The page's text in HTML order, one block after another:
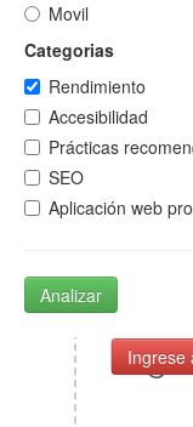
Movil
Categorias
Rendimiento
Accesibilidad
Prácticas
SEO
Aplicación web
Analizar
Ingrese